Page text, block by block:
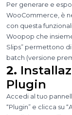
Per generare e
WooCommerce, è
con questa
Woopop che
Slips” permettono
batch (versione
2.
Plugin
Accedi al tuo
“Plugin” e clicca su